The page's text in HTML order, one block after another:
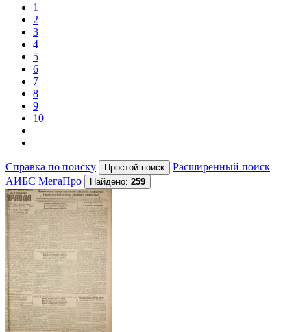
1
2
3
4
5
6
7
8
9
10
Справка по поиску
Расширенный поиск
АИБС МегаПро
Найдено: 259